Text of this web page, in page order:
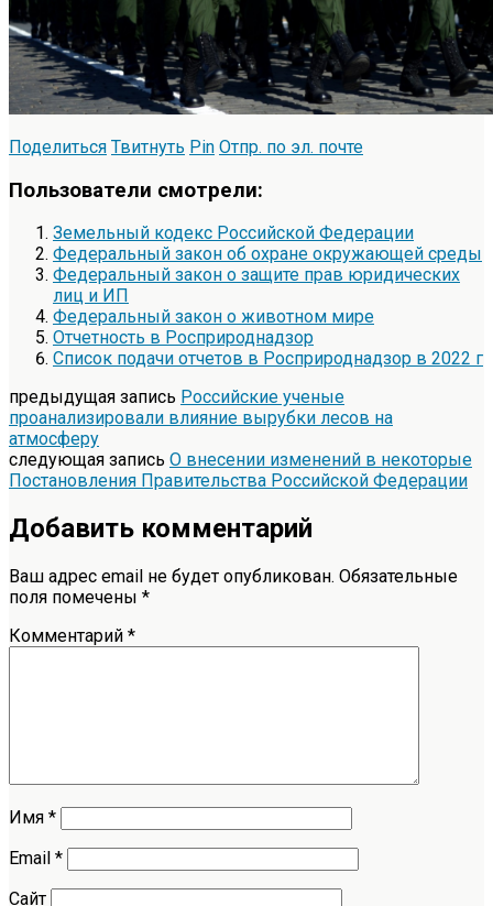
Поделиться Твитнуть Pin Отпр. по эл. почте
Пользователи смотрели:
Земельный кодекс Российской Федерации
Федеральный закон об охране окружающей среды
Федеральный закон о защите прав юридических
лиц и ИП
Федеральный закон о животном мире
Отчетность в Росприроднадзор
Список подачи отчетов в Росприроднадзор в 2022 г
предыдущая запись Российские ученые
проанализировали влияние вырубки лесов на
атмосферу
следующая запись О внесении изменений в некоторые
Постановления Правительства Российской Федерации
Добавить комментарий
Ваш адрес email не будет опубликован. Обязательные
поля помечены *
Комментарий *
Имя *
Email *
Сайт